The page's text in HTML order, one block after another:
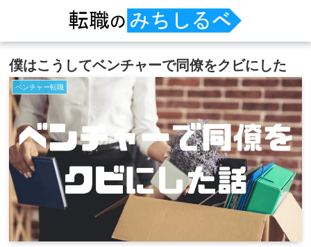
僕はこうしてベンチャーで同僚をクビにした
ベンチャー転職